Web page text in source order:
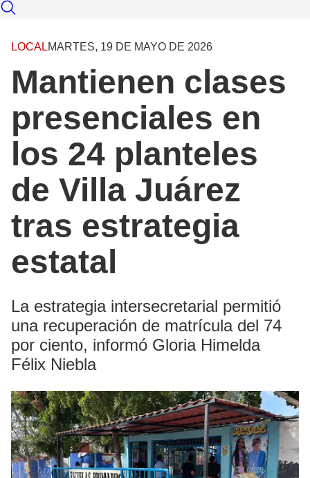
LOCALMARTES, 19 DE MAYO DE 2026
Mantienen clases
presenciales en
los 24 planteles
de Villa Juárez
tras estrategia
estatal
La estrategia intersecretarial permitió
una recuperación de matrícula del 74
por ciento, informó Gloria Himelda
Félix Niebla